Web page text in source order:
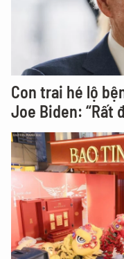
Con trai hé lộ
Joe Biden: “Rất